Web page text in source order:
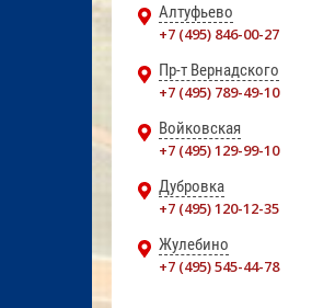
Алтуфьево
+7 (495) 846-00-27
Пр-т Вернадского
+7 (495) 789-49-10
Войковская
+7 (495) 129-99-10
Дубровка
+7 (495) 120-12-35
Жулебино
+7 (495) 545-44-78